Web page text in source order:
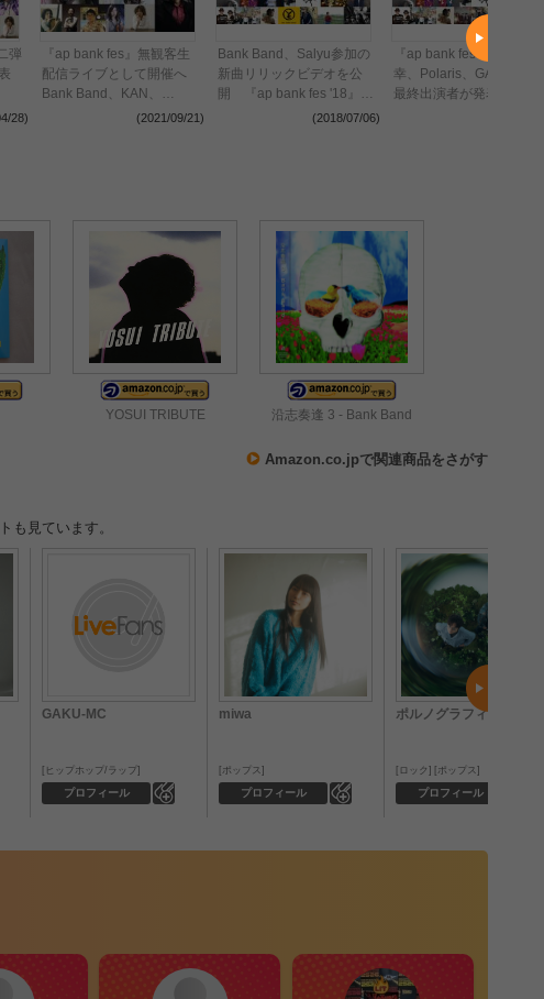
弾
表
28)
『ap bank fes』無観客生
配信ライブとして開催へ
Bank Band、KAN、
Salyu、宮本浩次、miletの
(2021/09/21)
Bank Band、Salyu参加の
新曲リリックビデオを公
開 『ap bank fes '18』タ
イムテーブルも発表に
(2018/07/06)
『ap bank fes '18』岡村靖
幸、Polaris、GAKU-MCら
最終出演者が発表に
YOSUI TRIBUTE 沿志奏逢 3 - Bank Band
Amazon.co.jpで関連商品をさがす
も見ています。
GAKU-MC
プロフィール
ヒップホップ/ラップ
miwa
プロフィール
ポップス
ポルノグラフィティ
プロフィール
ロック ポップス